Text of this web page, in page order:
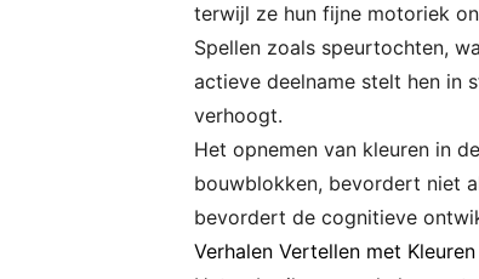
terwijl ze hun fijne motoriek
Spellen zoals speurtochten,
actieve deelname stelt hen in
verhoogt.
Het opnemen van kleuren in
bouwblokken, bevordert niet
bevordert de cognitieve
Verhalen Vertellen met Kleuren